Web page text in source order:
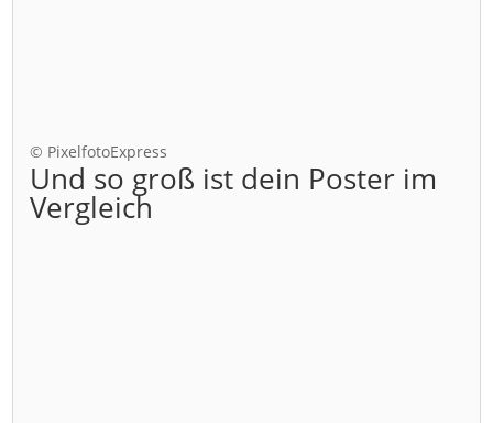
© PixelfotoExpress
Und so groß ist dein Poster im
Vergleich